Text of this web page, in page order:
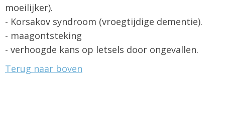
moeilijker).
- Korsakov syndroom (vroegtijdige dementie).
- maagontsteking
- verhoogde kans op letsels door ongevallen.
Terug naar boven